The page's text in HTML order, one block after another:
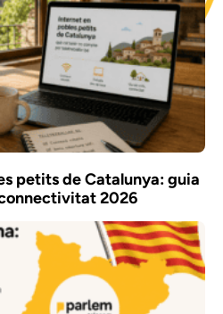
petits de Catalunya: guia
2026